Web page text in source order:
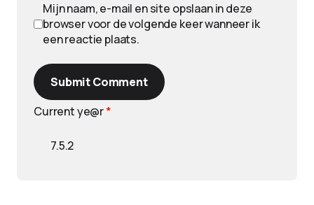
Mijn naam, e-mail en site opslaan in deze
browser voor de volgende keer wanneer ik
een reactie plaats.
Submit Comment
Current ye@r*